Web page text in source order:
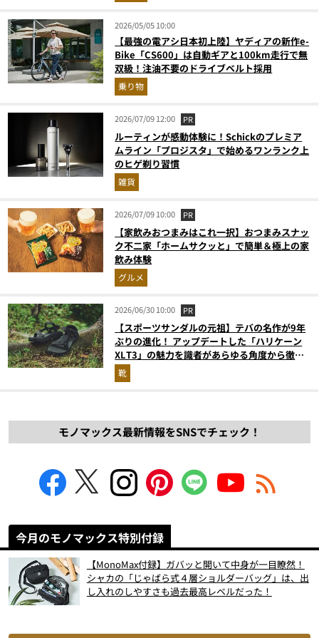
2026/05/05 10:00
【最強の電アシ日本初上陸】ヤディアの新作e-
Bike「CS600」は自動ギアと100km走行で無
双級！注油不要のドライブベルト採用
乗り物
2026/07/09 12:00 PR
ルーティンが感動体験に！Schickのプレミア
ムライン「プロジスタ」で始めるワンランク上
のヒゲ剃り習慣
雑貨
2026/07/09 10:00 PR
【家飲みおつまみはこれ一択】おつまみスナッ
ク不二家「ホームサクッと」で簡単＆極上の家
飲み体験
グルメ
2026/06/30 10:00 PR
【スポーツサンダルの元祖】テバの名作が9年
ぶりの進化！ アップデートした「ハリケーン
XLT3」の魅力を識者があらゆる角度から徹底
解説！
靴
モノマックス最新情報をSNSでチェック！
今月のモノマックス特別付録
【MonoMax付録】ガバッと開いて中身が一目瞭然！
シャカの「じゃばら式４層ショルダーバッグ」は、出
し入れのしやすさも過去最高レベルだった！